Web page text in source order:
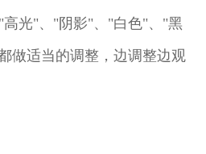
光"、"阴影"、"白色"、"黑
做适当的调整，边调整边观